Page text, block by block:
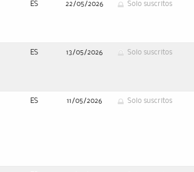
ES 22/05/2026 Solo suscritos
ES 13/05/2026 Solo suscritos
ES 11/05/2026 Solo suscritos